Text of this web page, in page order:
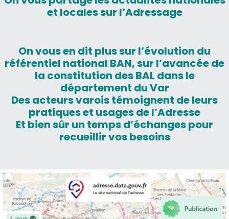
et locales sur l’Adressage
On vous en dit plus sur l’évolution du
référentiel national BAN, sur l’avancée de
la constitution des BAL dans le
département du Var
Des acteurs varois témoignent de leurs
pratiques et usages de l’Adresse
Et bien sûr un temps d’échanges pour
recueillir vos besoins